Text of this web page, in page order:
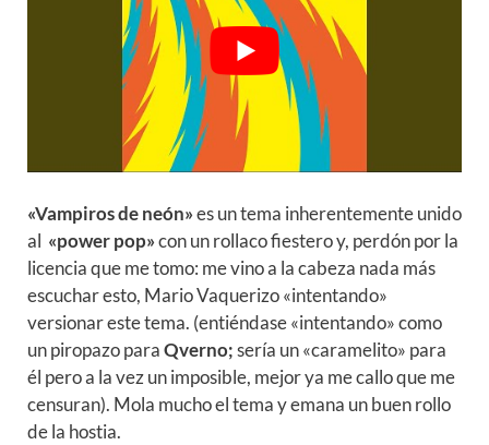
«Vampiros de neón»es un tema inherentemente unido
al «power pop»con un rollaco fiestero y, perdón por la
licencia que me tomo: me vino a la cabeza nada más
escuchar esto, Mario Vaquerizo «intentando»
versionar este tema. (entiéndase «intentando» como
un piropazo paraQverno;sería un «caramelito» para
él pero a la vez un imposible, mejor ya me callo que me
censuran). Mola mucho el tema y emana un buen rollo
de la hostia.